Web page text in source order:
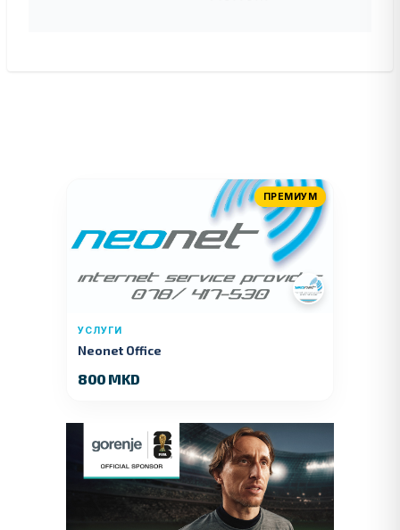
ПРЕМИУМ
УСЛУГИ
Neonet Office
800 MKD